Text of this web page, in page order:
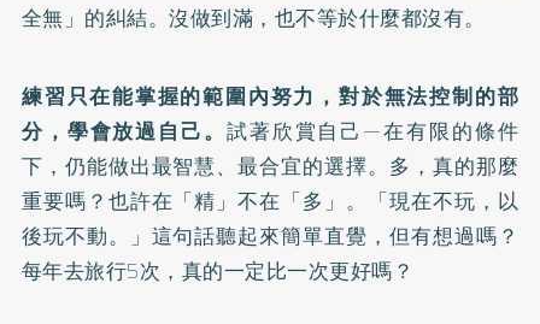
全無」的糾結。沒做到滿，也不等於什麼都沒有。
練習只在能掌握的範圍內努力，對於無法控制的部
分，學會放過自己。 試著欣賞自己—在有限的條件
下，仍能做出最智慧、最合宜的選擇。多，真的那麼
重要嗎？也許在「精」不在「多」。「現在不玩，以
後玩不動。」這句話聽起來簡單直覺，但有想過嗎？
每年去旅行5次，真的一定比一次更好嗎？